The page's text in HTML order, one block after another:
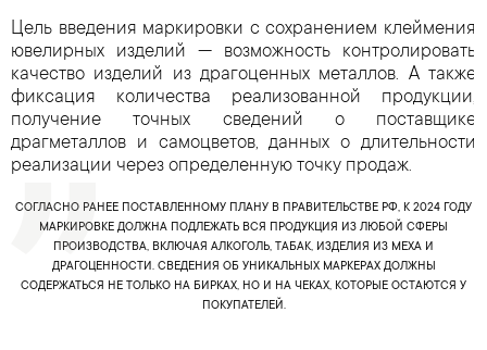
Цель введения маркировки с сохранением клеймения
ювелирных изделий — возможность контролировать
качество изделий из драгоценных металлов. А также
фиксация количества реализованной продукции,
получение точных сведений о поставщике
драгметаллов и самоцветов, данных о длительности
реализации через определенную точку продаж.
СОГЛАСНО РАНЕЕ ПОСТАВЛЕННОМУ ПЛАНУ В ПРАВИТЕЛЬСТВЕ РФ, К 2024 ГОДУ
МАРКИРОВКЕ ДОЛЖНА ПОДЛЕЖАТЬ ВСЯ ПРОДУКЦИЯ ИЗ ЛЮБОЙ СФЕРЫ
ПРОИЗВОДСТВА, ВКЛЮЧАЯ АЛКОГОЛЬ, ТАБАК, ИЗДЕЛИЯ ИЗ МЕХА И
ДРАГОЦЕННОСТИ. СВЕДЕНИЯ ОБ УНИКАЛЬНЫХ МАРКЕРАХ ДОЛЖНЫ
СОДЕРЖАТЬСЯ НЕ ТОЛЬКО НА БИРКАХ, НО И НА ЧЕКАХ, КОТОРЫЕ ОСТАЮТСЯ У
ПОКУПАТЕЛЕЙ.